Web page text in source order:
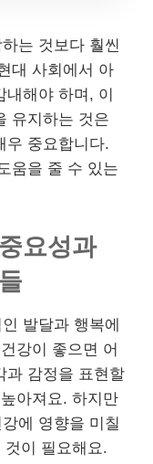
는 것보다 훨씬
대 사회에서 아
내해야 하며, 이
유지하는 것은
우 중요합니다.
움을 줄 수 있는
요성과
발달과 행복에
강이 좋으면 어
과 감정을 표현할
아져요. 하지만
에 영향을 미칠
이 필요해요.